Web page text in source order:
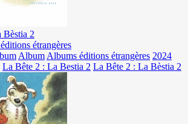
Bèstia 2
étrangères
Album Albums éditions étrangères 2024
La Bête 2 : La Bestia 2 La Bête 2 : La Bèstia 2